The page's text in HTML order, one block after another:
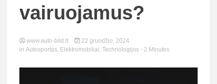
vairuojamus?
www.auto-bild.lt
22 gruodžio, 2024
in Autosportas, Elektromobiliai, Technologijos - 2 Minutes